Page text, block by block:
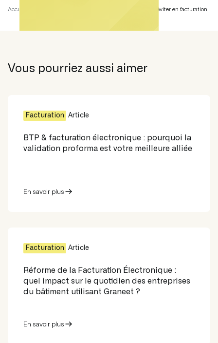
Accueil Retenue de garantie : les erreurs à éviter en facturation
Vous pourriez aussi aimer
Facturation Article
BTP & facturation électronique : pourquoi la
validation proforma est votre meilleure alliée
En savoir plus
Facturation Article
Réforme de la Facturation Électronique :
quel impact sur le quotidien des entreprises
du bâtiment utilisant Graneet ?
En savoir plus